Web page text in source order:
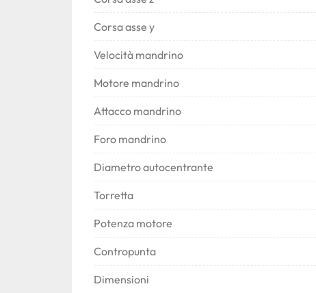
Corsa asse y
Velocità mandrino
Motore mandrino
Attacco mandrino
Foro mandrino
Diametro autocentrante
Torretta
Potenza motore
Contropunta
Dimensioni